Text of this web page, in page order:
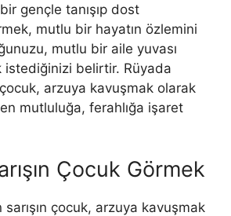
gençle tanışıp dost
mutlu bir hayatın özlemini
mutlu bir aile yuvası
istediğinizi belirtir. Rüyada
çocuk, arzuya kavuşmak olarak
mutluluğa, ferahlığa işaret
Çocuk Görmek
çocuk, arzuya kavuşmak